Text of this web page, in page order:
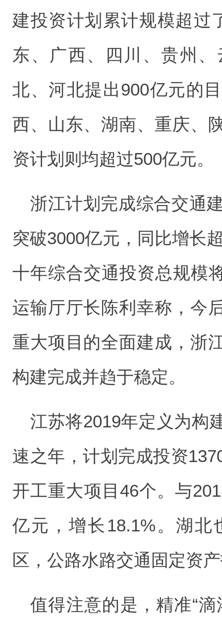
建投资计划累计规模超过
东、广西、四川、贵州
北、河北提出900亿元的
西、山东、湖南、重庆、
资计划则均超过500亿元。
浙江计划完成综合交通
突破3000亿元，同比增长
十年综合交通投资总规模
运输厅厅长陈利幸称，今
重大项目的全面建成，浙
构建完成并趋于稳定。
江苏将2019年定义为构
速之年，计划完成投资
开工重大项目46个。与
亿元，增长18.1%。湖
区，公路水路交通固定资
值得注意的是，精准“